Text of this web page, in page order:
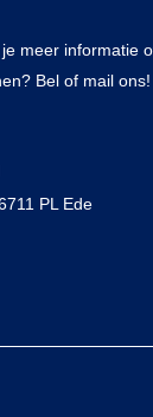
meer informatie
Bel of mail ons!
PL Ede